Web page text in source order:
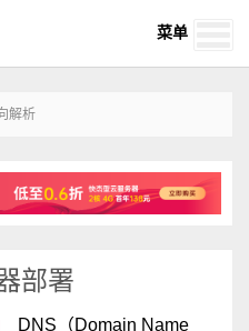
菜单
解析
部署
DNS（Domain Name